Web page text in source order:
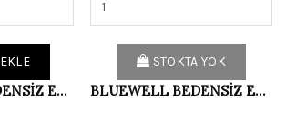
BLUEWELL BEDENSİZ EL BİLEK ATELİ SAĞ BD004
STOKTA YOK
BLUEWELL BEDENSİZ EL BİLEK ATELİ SOL BD004